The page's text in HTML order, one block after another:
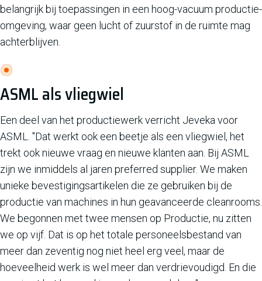
belangrijk bij toepassingen in een hoog-vacuum productie-
omgeving, waar geen lucht of zuurstof in de ruimte mag
achterblijven.
ASML als vliegwiel
Een deel van het productiewerk verricht Jeveka voor
ASML. "Dat werkt ook een beetje als een vliegwiel, het
trekt ook nieuwe vraag en nieuwe klanten aan. Bij ASML
zijn we inmiddels al jaren preferred supplier. We maken
unieke bevestigingsartikelen die ze gebruiken bij de
productie van machines in hun geavanceerde cleanrooms.
We begonnen met twee mensen op Productie, nu zitten
we op vijf. Dat is op het totale personeelsbestand van
meer dan zeventig nog niet heel erg veel, maar de
hoeveelheid werk is wel meer dan verdrievoudigd. En die